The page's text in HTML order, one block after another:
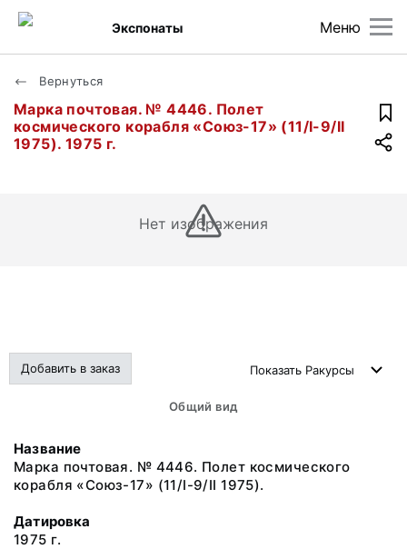
Меню
Экспонаты
Вернуться
Марка почтовая. № 4446. Полет
космического корабля «Союз-17» (11/I-9/II
1975). 1975 г.
Нет изображения
Добавить в заказ Показать Ракурсы
Общий вид
Название
Марка почтовая. № 4446. Полет космического
корабля «Союз-17» (11/I-9/II 1975).
Датировка
1975 г.